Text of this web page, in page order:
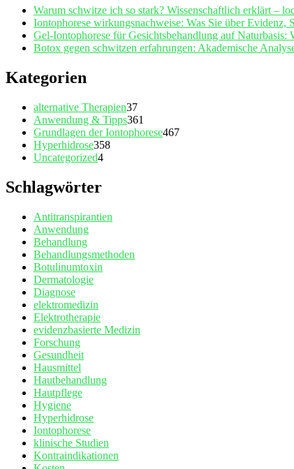
Warum schwitze ich so stark? Wissenschaftlich erklärt –
Iontophorese wirkungsnachweise: Was Sie über
Gel‑Iontophorese für Gesichtsbehandlung auf
Botox gegen schwitzen erfahrungen: Akademische
Kategorien
alternative Therapien37
Anwendung & Tipps361
Grundlagen der Iontophorese467
Hyperhidrose358
Uncategorized4
Schlagwörter
Antitranspirantien
Anwendung
Behandlung
Behandlungsmethoden
Botulinumtoxin
Dermatologie
Diagnose
elektromedizin
Elektrotherapie
evidenzbasierte Medizin
Forschung
Gesundheit
Hausmittel
Hautbehandlung
Hautpflege
Hygiene
Hyperhidrose
Iontophorese
klinische Studien
Kontraindikationen